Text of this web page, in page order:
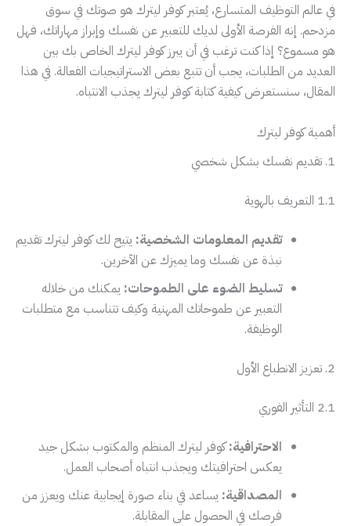
في عالم التوظيف المتسارع، يُعتبر كوفر ليترك هو صوتك في سوق
مزدحم. إنه الفرصة الأولى لديك للتعبير عن نفسك وإبراز مهاراتك، فهل
هو مسموع؟ إذا كنت ترغب في أن يبرز كوفر ليترك الخاص بك بين
العديد من الطلبات، يجب أن تتبع بعض الاستراتيجيات الفعالة. في هذا
المقال، سنستعرض كيفية كتابة كوفر ليترك يجذب الانتباه.
أهمية كوفر ليترك
1. تقديم نفسك بشكل شخصي
1.1 التعريف بالهوية
تقديم المعلومات الشخصية: يتيح لك كوفر ليترك تقديم
نبذة عن نفسك وما يميزك عن الآخرين.
تسليط الضوء على الطموحات: يمكنك من خلاله
التعبير عن طموحاتك المهنية وكيف تتناسب مع متطلبات
الوظيفة.
2. تعزيز الانطباع الأول
2.1 التأثير الفوري
الاحترافية:كوفر ليترك المنظم والمكتوب بشكل جيد
يعكس احترافيتك ويجذب انتباه أصحاب العمل.
المصداقية: يساعد في بناء صورة إيجابية عنك ويعزز من
فرصك في الحصول على المقابلة.